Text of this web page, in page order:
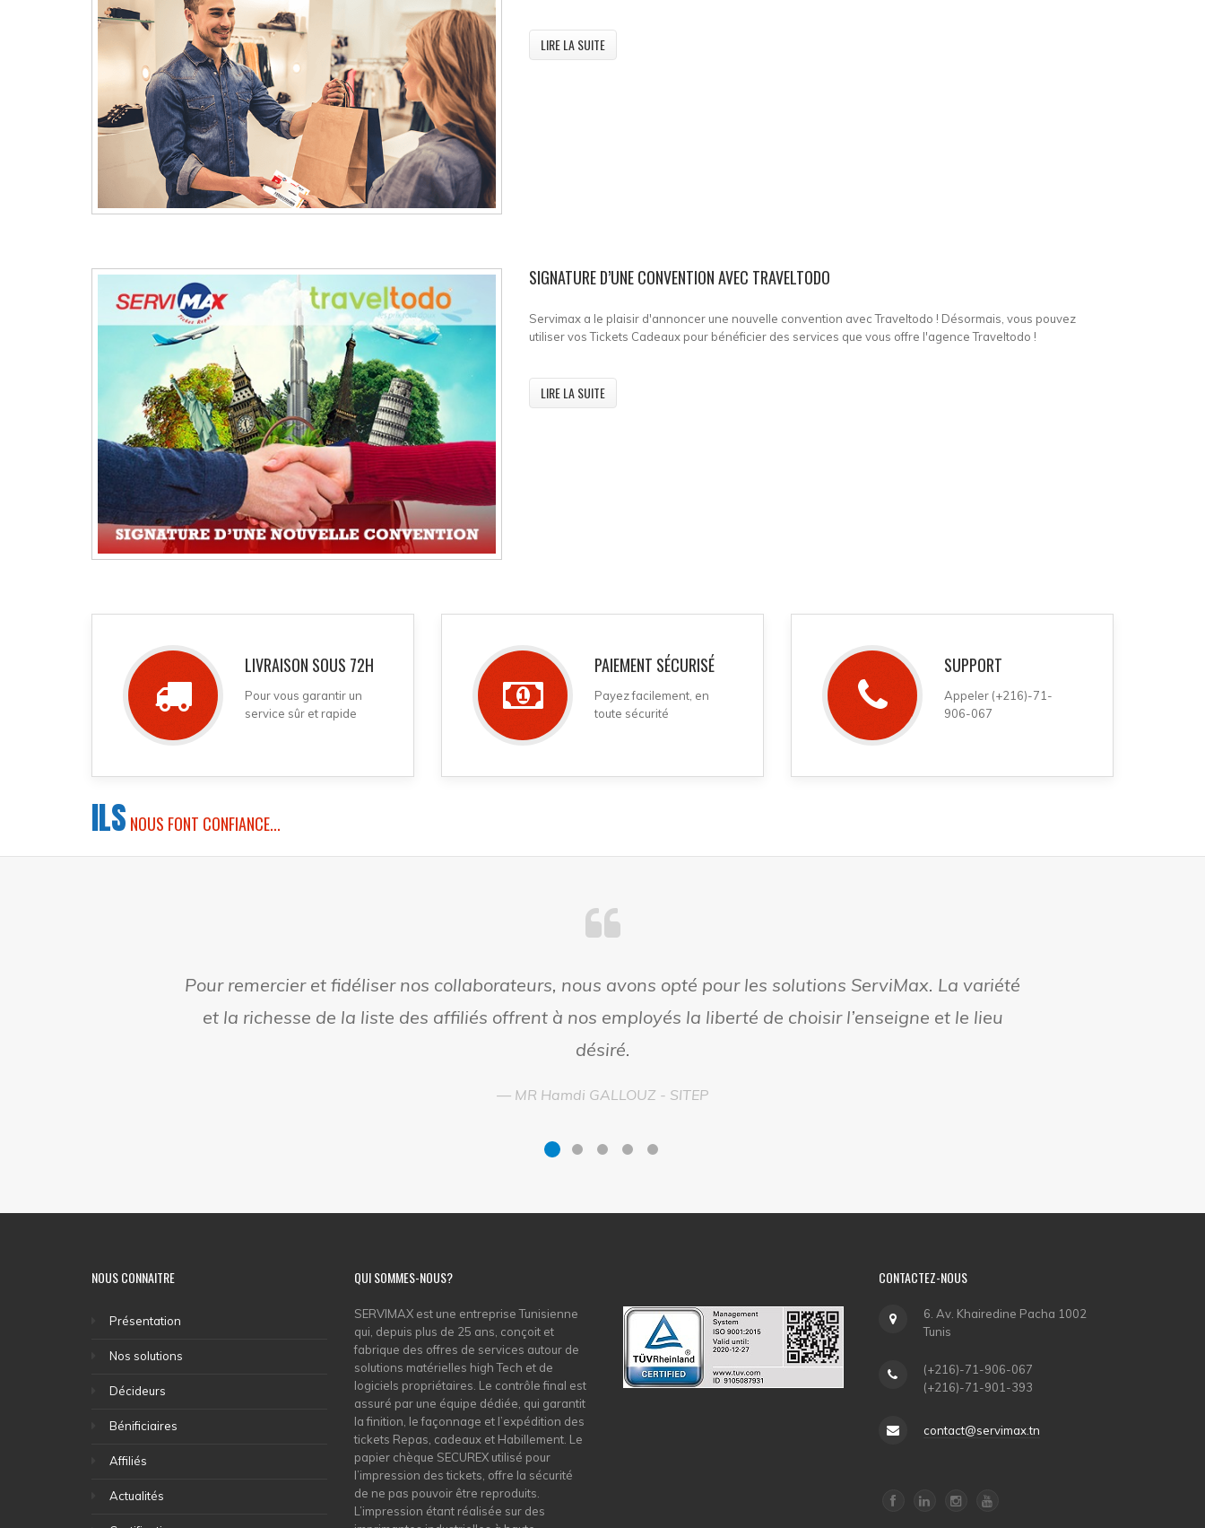
LIRE LA SUITE
SIGNATURE D’UNE CONVENTION AVEC TRAVELTODO
Servimax a le plaisir d'annoncer une nouvelle convention avec Traveltodo ! Désormais, vous pouvez
utiliser vos Tickets Cadeaux pour bénéficier des services que vous offre l'agence Traveltodo !
LIRE LA SUITE
LIVRAISON SOUS 72H
Pour vous garantir un
service sûr et rapide
PAIEMENT SÉCURISÉ
Payez facilement, en
toute sécurité
SUPPORT
Appeler (+216)-71-
906-067
ILS NOUS FONT CONFIANCE...
Pour remercier et fidéliser nos collaborateurs, nous avons opté pour les solutions ServiMax. La variété
et la richesse de la liste des affiliés offrent à nos employés la liberté de choisir l’enseigne et le lieu
désiré.
MR Hamdi GALLOUZ - SITEP
NOUS CONNAITRE
Présentation
Nos solutions
Décideurs
Bénificiaires
Affiliés
Actualités
QUI SOMMES-NOUS?
SERVIMAX est une entreprise Tunisienne
qui, depuis plus de 25 ans, conçoit et
fabrique des offres de services autour de
solutions matérielles high Tech et de
logiciels propriétaires. Le contrôle final est
assuré par une équipe dédiée, qui garantit
la finition, le façonnage et l’expédition des
tickets Repas, cadeaux et Habillement. Le
papier chèque SECUREX utilisé pour
l’impression des tickets, offre la sécurité
de ne pas pouvoir être reproduits.
L’impression étant réalisée sur des
CONTACTEZ-NOUS
6. Av. Khairedine Pacha 1002
Tunis
(+216)-71-906-067
(+216)-71-901-393
contact@servimax.tn